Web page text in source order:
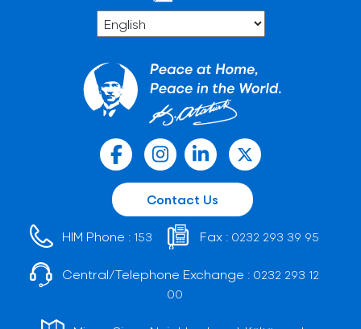
Contact Us
HIM Phone : 153 Fax : 0232 293 39 95
Central/Telephone Exchange : 0232 293 12
00